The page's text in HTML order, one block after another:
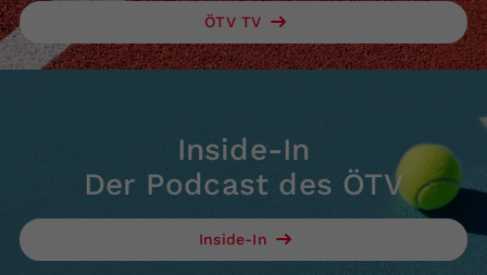
ÖTV TV
Inside-In
Der Podcast des ÖTV
Inside-In